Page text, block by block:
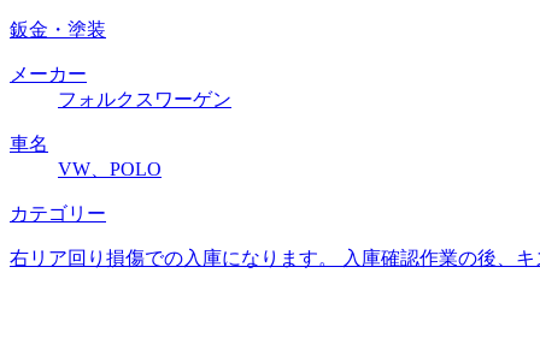
鈑金・塗装
メーカー
フォルクスワーゲン
車名
VW、POLO
カテゴリー
右リア回り損傷での入庫になります。 入庫確認作業の後、